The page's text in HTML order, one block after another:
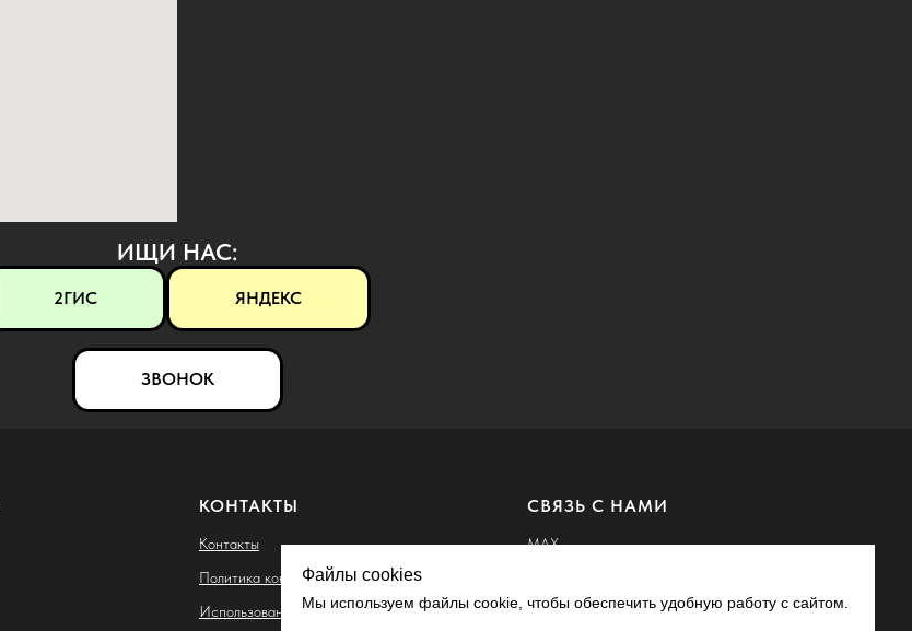
Файлы cookies
Мы используем файлы cookie, чтобы обеспечить удобную работу с сайтом.
ИЩИ НАС:
2ГИС ЯНДЕКС
ЗВОНОК
КОНТАКТЫ
Контакты
Политика конфиденциальности
Использование файлов cookie
СВЯЗЬ С НАМИ
MAX
Telegram